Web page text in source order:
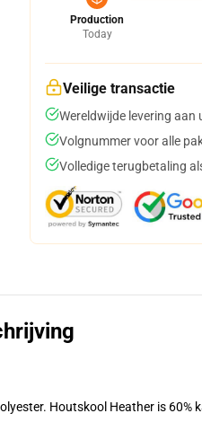
Production
Today
Veilige transactie
Wereldwijde levering aan
Volgnummer voor alle
Volledige terugbetaling
Houtskool Heather is 60%